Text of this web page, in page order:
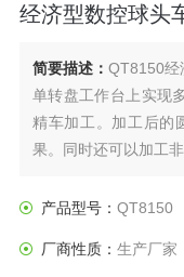
经济型数控球头
简要描述： QT8150经
单转盘工作台上实现
精车加工。加工后的
果。同时还可以加工非
产品型号： QT8150
厂商性质： 生产厂家